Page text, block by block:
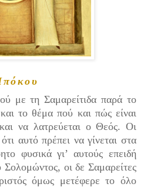
με τη Σαμαρείτιδα παρά το
το θέμα πού και πώς είναι
να λατρεύεται ο Θεός. Οι
αυτό πρέπει να γίνεται στα
φυσικά γι’ αυτούς επειδή
Σολομώντος, οι δε Σαμαρείτες
όμως μετέφερε το όλο